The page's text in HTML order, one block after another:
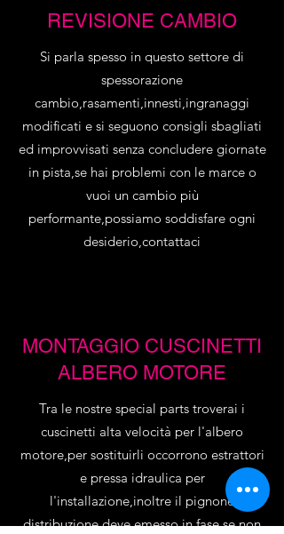
REVISIONE CAMBIO
Si parla spesso in questo settore di
spessorazione
cambio,rasamenti,innesti,ingranaggi
modificati e si seguono consigli sbagliati
ed improvvisati senza concludere giornate
in pista,se hai problemi con le marce o
vuoi un cambio più
performante,possiamo soddisfare ogni
desiderio,contattaci
MONTAGGIO CUSCINETTI
ALBERO MOTORE
Tra le nostre special parts troverai i
cuscinetti alta velocità per l'albero
motore,per sostituirli occorrono estrattori
e pressa idraulica per
l'installazione,inoltre il pignone
distribuzione deve emesso in fase,se non